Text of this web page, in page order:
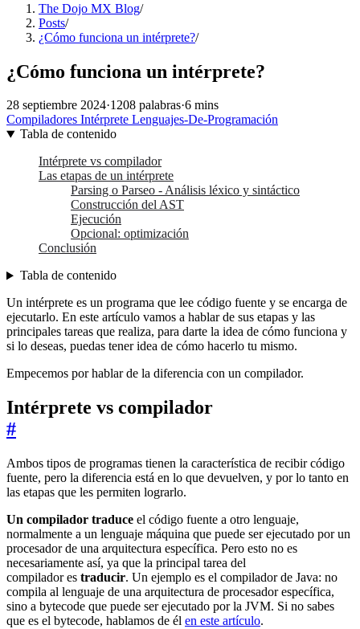
The Dojo MX Blog/
Posts/
¿Cómo funciona un intérprete?/
¿Cómo funciona un intérprete?
28 septiembre 2024·1208 palabras·6 mins
Compiladores Intérprete Lenguajes-De-Programación
Tabla de contenido
Intérprete vs compilador
Las etapas de un intérprete
Parsing o Parseo - Análisis léxico y sintáctico
Construcción del AST
Ejecución
Opcional: optimización
Conclusión
Tabla de contenido
Un intérprete es un programa que lee código fuente y se encarga de
ejecutarlo. En este artículo vamos a hablar de sus etapas y las
principales tareas que realiza, para darte la idea de cómo funciona y
si lo deseas, puedas tener idea de cómo hacerlo tu mismo.
Empecemos por hablar de la diferencia con un compilador.
Intérprete vs compilador
#
Ambos tipos de programas tienen la característica de recibir código
fuente, pero la diferencia está en lo que devuelven, y por lo tanto en
las etapas que les permiten lograrlo.
Un compilador traduce el código fuente a otro lenguaje,
normalmente a un lenguaje máquina que puede ser ejecutado por un
procesador de una arquitectura específica. Pero esto no es
necesariamente así, ya que la principal tarea del
compilador es traducir. Un ejemplo es el compilador de Java: no
compila al lenguaje de una arquitectura de procesador específica,
sino a bytecode que puede ser ejecutado por la JVM. Si no sabes
que es el bytecode, hablamos de él en este artículo.